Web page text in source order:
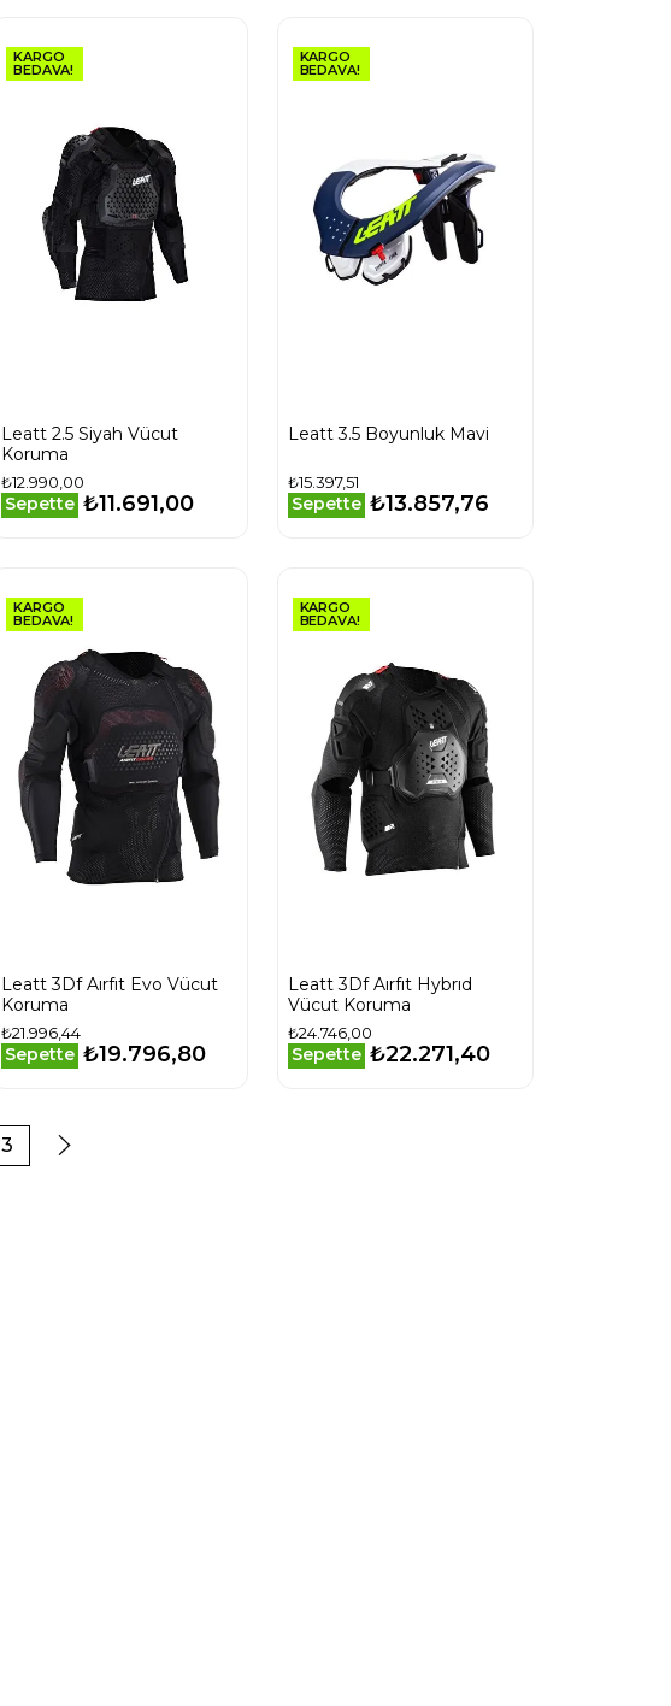
KARGO
BEDAVA!
Leatt 2.5 Siyah Vücut
Koruma
₺12.990,00
Sepette ₺11.691,00
KARGO
BEDAVA!
Leatt 3.5 Boyunluk Mavi
₺15.397,51
Sepette ₺13.857,76
KARGO
BEDAVA!
Leatt 3Df Aırfıt Evo Vücut
Koruma
₺21.996,44
Sepette ₺19.796,80
KARGO
BEDAVA!
Leatt 3Df Aırfıt Hybrıd
Vücut Koruma
₺24.746,00
Sepette ₺22.271,40
3